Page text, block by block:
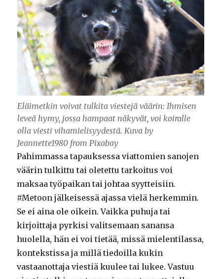
Eläimetkin voivat tulkita viestejä väärin: Ihmisen
leveä hymy, jossa hampaat näkyvät, voi koiralle
olla viesti vihamielisyydestä. Kuva by
Jeannette1980 from Pixabay
Pahimmassa tapauksessa viattomien sanojen
väärin tulkittu tai oletettu tarkoitus voi
maksaa työpaikan tai johtaa syytteisiin.
#Metoon jälkeisessä ajassa vielä herkemmin.
Se ei aina ole oikein. Vaikka puhuja tai
kirjoittaja pyrkisi valitsemaan sanansa
huolella, hän ei voi tietää, missä mielentilassa,
kontekstissa ja millä tiedoilla kukin
vastaanottaja viestiä kuulee tai lukee. Vastuu